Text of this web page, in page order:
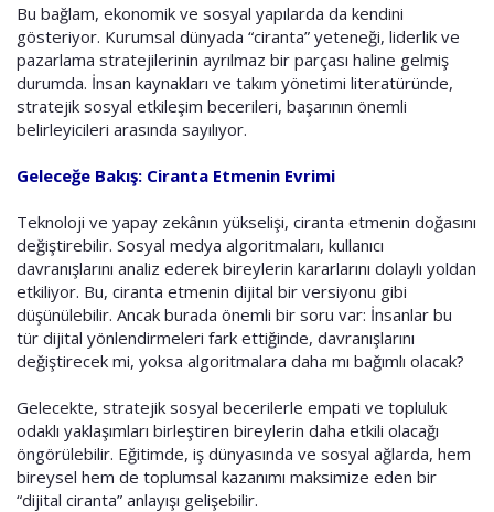
Bu bağlam, ekonomik ve sosyal yapılarda da kendini
gösteriyor. Kurumsal dünyada “ciranta” yeteneği, liderlik ve
pazarlama stratejilerinin ayrılmaz bir parçası haline gelmiş
durumda. İnsan kaynakları ve takım yönetimi literatüründe,
stratejik sosyal etkileşim becerileri, başarının önemli
belirleyicileri arasında sayılıyor.
Geleceğe Bakış: Ciranta Etmenin Evrimi
Teknoloji ve yapay zekânın yükselişi, ciranta etmenin doğasını
değiştirebilir. Sosyal medya algoritmaları, kullanıcı
davranışlarını analiz ederek bireylerin kararlarını dolaylı yoldan
etkiliyor. Bu, ciranta etmenin dijital bir versiyonu gibi
düşünülebilir. Ancak burada önemli bir soru var: İnsanlar bu
tür dijital yönlendirmeleri fark ettiğinde, davranışlarını
değiştirecek mi, yoksa algoritmalara daha mı bağımlı olacak?
Gelecekte, stratejik sosyal becerilerle empati ve topluluk
odaklı yaklaşımları birleştiren bireylerin daha etkili olacağı
öngörülebilir. Eğitimde, iş dünyasında ve sosyal ağlarda, hem
bireysel hem de toplumsal kazanımı maksimize eden bir
“dijital ciranta” anlayışı gelişebilir.